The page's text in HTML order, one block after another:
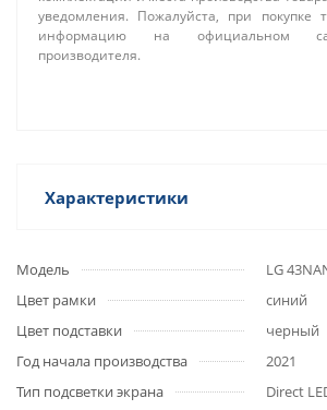
уведомления. Пожалуйста, при покупке
информацию на официальном
производителя.
Характеристики
Модель
LG
Цвет рамки
синий
Цвет подставки
черный
Год начала производства
2021
Тип подсветки экрана
Direct